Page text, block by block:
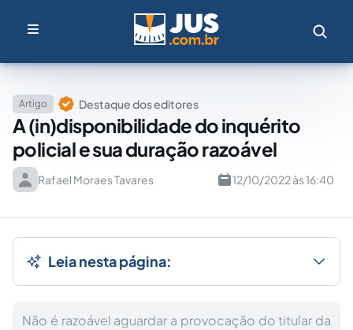
Artigo Destaque dos editores
A (in)disponibilidade do inquérito
policial e sua duração razoável
Rafael Moraes Tavares 12/10/2022 às 16:40
Leia nesta página:
Não é razoável aguardar a provocação do titular da